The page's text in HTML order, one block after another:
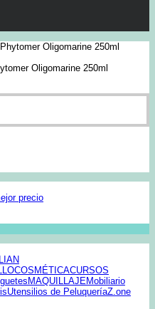
Oligomarine 250ml
COSMÉTICACURSOS
MAQUILLAJEMobiliario
Utensilios de PeluqueríaZ.one